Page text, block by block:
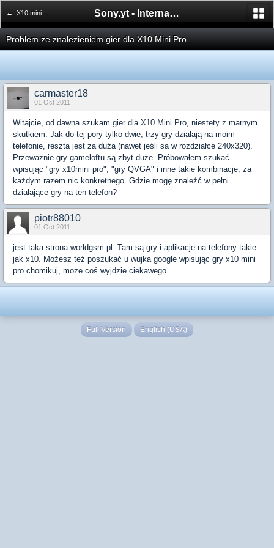
← X10 mini pro Sony.yt - International Sony Forum
Problem ze znalezieniem gier dla X10 Mini Pro
carmaster18
01 Oct 2011
Witajcie, od dawna szukam gier dla X10 Mini Pro, niestety z marnym
skutkiem. Jak do tej pory tylko dwie, trzy gry działają na moim
telefonie, reszta jest za duża (nawet jeśli są w rozdziałce 240x320).
Przeważnie gry gameloftu są zbyt duże. Próbowałem szukać
wpisując "gry x10mini pro", "gry QVGA" i inne takie kombinacje, za
każdym razem nic konkretnego. Gdzie mogę znaleźć w pełni
działające gry na ten telefon?
piotr88010
01 Oct 2011
jest taka strona worldgsm.pl. Tam są gry i aplikacje na telefony takie
jak x10. Możesz też poszukać u wujka google wpisując gry x10 mini
pro chomikuj, może coś wyjdzie ciekawego...
Full Version English (USA)